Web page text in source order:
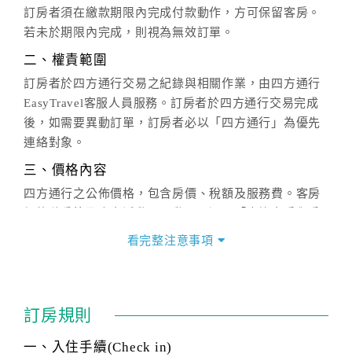
訂房者須在繳款期限內完成付款動作，方可保留客房。
若未於期限內完成，則視為無效訂單。
二、權責範圍
訂房者於四方通行交易之紀錄與相關作業，由四方通行
EasyTravel客服人員服務。訂房者於四方通行交易完成
後，如需要異動訂單，訂房者必以「四方通行」為優先
連絡對象。
三、價格內容
四方通行之公佈價格，包含房價、稅額及服務費。客房
價」之當日價格為標準。
通行「客服聯絡單」提出申辦，四方通行
話方式異動訂單。
※非客服時間之申辦異動，皆為次日計算及辦理。
看完整注意事項
訂房規則
一、入住手續(Check in)